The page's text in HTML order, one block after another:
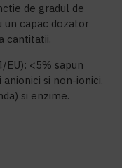
de gradul de
un capac dozator
cantitatii.
<5% sapun
si non-ionici.
si enzime.